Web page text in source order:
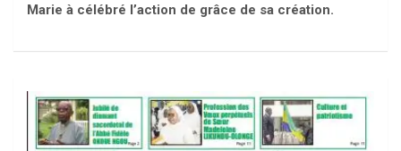
Marie à célébré l’action de grâce de sa création.